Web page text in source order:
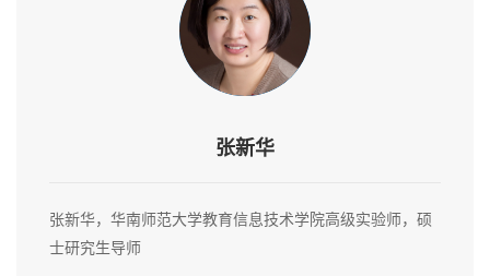
张新华
张新华，华南师范大学教育信息技术学院高级实验师，硕
士研究生导师